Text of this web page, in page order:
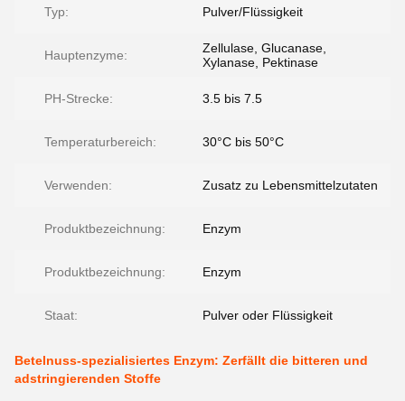
Typ: Pulver/Flüssigkeit
Hauptenzyme:
Zellulase, Glucanase,
Xylanase, Pektinase
PH-Strecke: 3.5 bis 7.5
Temperaturbereich: 30°C bis 50°C
Verwenden: Zusatz zu Lebensmittelzutaten
Produktbezeichnung: Enzym
Produktbezeichnung: Enzym
Staat: Pulver oder Flüssigkeit
Betelnuss-spezialisiertes Enzym: Zerfällt die bitteren und
adstringierenden Stoffe